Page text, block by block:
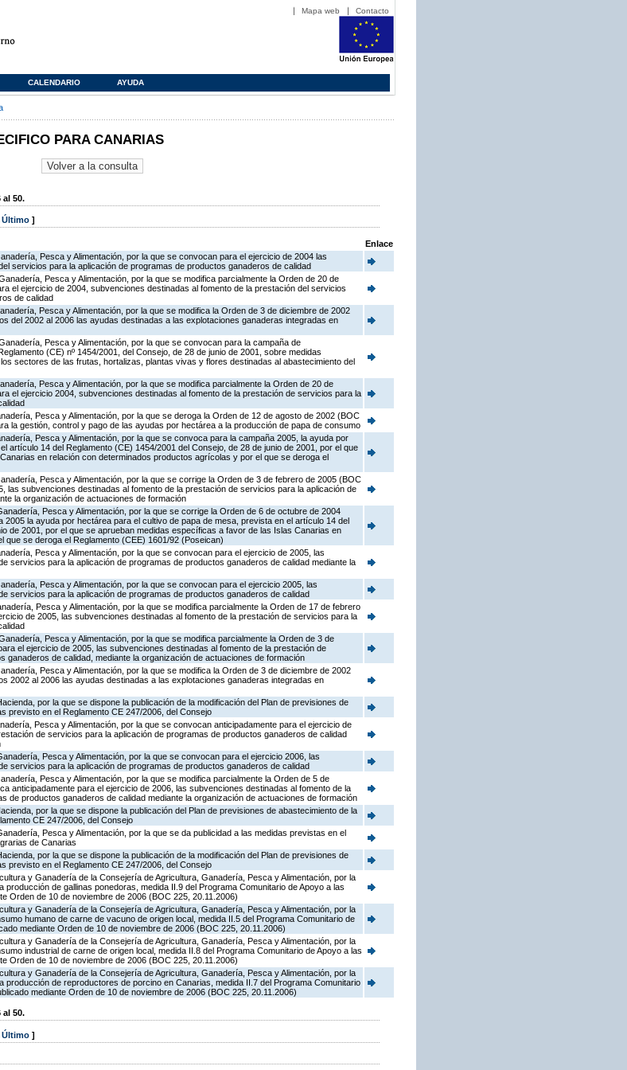
Mapa web Contacto
CALENDARIO AYUDA
PARA CANARIAS
50.
Último ]
Enlace
Pesca y Alimentación, por la que se convocan para el ejercicio de 2004 las
servicios para la aplicación de programas de productos ganaderos de calidad
Pesca y Alimentación, por la que se modifica parcialmente la Orden de 20 de
el ejercicio de 2004, subvenciones destinadas al fomento de la prestación del servicios
de calidad
Pesca y Alimentación, por la que se modifica la Orden de 3 de diciembre de 2002
del 2002 al 2006 las ayudas destinadas a las explotaciones ganaderas integradas en
Pesca y Alimentación, por la que se convocan para la campaña de
(CE) nº 1454/2001, del Consejo, de 28 de junio de 2001, sobre medidas
sectores de las frutas, hortalizas, plantas vivas y flores destinadas al abastecimiento del
Pesca y Alimentación, por la que se modifica parcialmente la Orden de 20 de
el ejercicio 2004, subvenciones destinadas al fomento de la prestación de servicios para la
Pesca y Alimentación, por la que se deroga la Orden de 12 de agosto de 2002 (BOC
la gestión, control y pago de las ayudas por hectárea a la producción de papa de consumo
Pesca y Alimentación, por la que se convoca para la campaña 2005, la ayuda por
artículo 14 del Reglamento (CE) 1454/2001 del Consejo, de 28 de junio de 2001, por el que
en relación con determinados productos agrícolas y por el que se deroga el
Pesca y Alimentación, por la que se corrige la Orden de 3 de febrero de 2005 (BOC
las subvenciones destinadas al fomento de la prestación de servicios para la aplicación de
la organización de actuaciones de formación
Pesca y Alimentación, por la que se corrige la Orden de 6 de octubre de 2004
la ayuda por hectárea para el cultivo de papa de mesa, prevista en el artículo 14 del
de 2001, por el que se aprueban medidas específicas a favor de las Islas Canarias en
se deroga el Reglamento (CEE) 1601/92 (Poseican)
Pesca y Alimentación, por la que se convocan para el ejercicio de 2005, las
servicios para la aplicación de programas de productos ganaderos de calidad mediante la
Pesca y Alimentación, por la que se convocan para el ejercicio 2005, las
servicios para la aplicación de programas de productos ganaderos de calidad
Pesca y Alimentación, por la que se modifica parcialmente la Orden de 17 de febrero
de 2005, las subvenciones destinadas al fomento de la prestación de servicios para la
Pesca y Alimentación, por la que se modifica parcialmente la Orden de 3 de
el ejercicio de 2005, las subvenciones destinadas al fomento de la prestación de
ganaderos de calidad, mediante la organización de actuaciones de formación
Pesca y Alimentación, por la que se modifica la Orden de 3 de diciembre de 2002
2002 al 2006 las ayudas destinadas a las explotaciones ganaderas integradas en
por la que se dispone la publicación de la modificación del Plan de previsiones de
previsto en el Reglamento CE 247/2006, del Consejo
Pesca y Alimentación, por la que se convocan anticipadamente para el ejercicio de
de servicios para la aplicación de programas de productos ganaderos de calidad
Pesca y Alimentación, por la que se convocan para el ejercicio 2006, las
servicios para la aplicación de programas de productos ganaderos de calidad
Pesca y Alimentación, por la que se modifica parcialmente la Orden de 5 de
anticipadamente para el ejercicio de 2006, las subvenciones destinadas al fomento de la
de productos ganaderos de calidad mediante la organización de actuaciones de formación
por la que se dispone la publicación del Plan de previsiones de abastecimiento de la
CE 247/2006, del Consejo
Pesca y Alimentación, por la que se da publicidad a las medidas previstas en el
de Canarias
por la que se dispone la publicación de la modificación del Plan de previsiones de
previsto en el Reglamento CE 247/2006, del Consejo
y Ganadería de la Consejería de Agricultura, Ganadería, Pesca y Alimentación, por la
de gallinas ponedoras, medida II.9 del Programa Comunitario de Apoyo a las
Orden de 10 de noviembre de 2006 (BOC 225, 20.11.2006)
y Ganadería de la Consejería de Agricultura, Ganadería, Pesca y Alimentación, por la
humano de carne de vacuno de origen local, medida II.5 del Programa Comunitario de
mediante Orden de 10 de noviembre de 2006 (BOC 225, 20.11.2006)
y Ganadería de la Consejería de Agricultura, Ganadería, Pesca y Alimentación, por la
industrial de carne de origen local, medida II.8 del Programa Comunitario de Apoyo a las
Orden de 10 de noviembre de 2006 (BOC 225, 20.11.2006)
y Ganadería de la Consejería de Agricultura, Ganadería, Pesca y Alimentación, por la
producción de reproductores de porcino en Canarias, medida II.7 del Programa Comunitario
mediante Orden de 10 de noviembre de 2006 (BOC 225, 20.11.2006)
50.
Último ]